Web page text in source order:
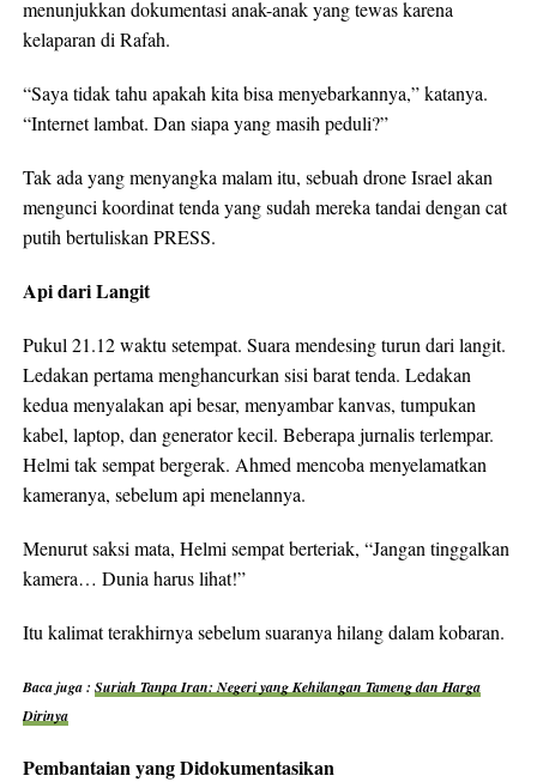
menunjukkan dokumentasi anak-anak yang tewas karena
kelaparan di Rafah.​
“Saya tidak tahu apakah kita bisa menyebarkannya,” katanya.
“Internet lambat. Dan siapa yang masih peduli?”​
Tak ada yang menyangka malam itu, sebuah drone Israel akan
mengunci koordinat tenda yang sudah mereka tandai dengan cat
putih bertuliskan PRESS.​
Api dari Langit
Pukul 21.12 waktu setempat. Suara mendesing turun dari langit.
Ledakan pertama menghancurkan sisi barat tenda. Ledakan
kedua menyalakan api besar, menyambar kanvas, tumpukan
kabel, laptop, dan generator kecil. Beberapa jurnalis terlempar.
Helmi tak sempat bergerak. Ahmed mencoba menyelamatkan
kameranya, sebelum api menelannya.​
Menurut saksi mata, Helmi sempat berteriak, “Jangan tinggalkan
kamera… Dunia harus lihat!”​
Itu kalimat terakhirnya sebelum suaranya hilang dalam kobaran.​
Baca juga : Suriah Tanpa Iran: Negeri yang Kehilangan Tameng dan Harga
Dirinya
Pembantaian yang Didokumentasikan